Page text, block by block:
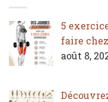
5
faire
août 8,